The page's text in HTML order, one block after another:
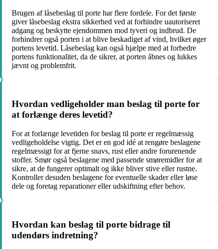
Brugen af låsebeslag til porte har flere fordele. For det første
giver låsebeslag ekstra sikkerhed ved at forhindre uautoriseret
adgang og beskytte ejendommen mod tyveri og indbrud. De
forhindrer også porten i at blive beskadiget af vind, hvilket øger
portens levetid. Låsebeslag kan også hjælpe med at forbedre
portens funktionalitet, da de sikrer, at porten åbnes og lukkes
jævnt og problemfrit.
Hvordan vedligeholder man beslag til porte for
at forlænge deres levetid?
For at forlænge levetiden for beslag til porte er regelmæssig
vedligeholdelse vigtig. Det er en god idé at rengøre beslagene
regelmæssigt for at fjerne snavs, rust eller andre forurenende
stoffer. Smør også beslagene med passende smøremidler for at
sikre, at de fungerer optimalt og ikke bliver stive eller rustne.
Kontroller desuden beslagene for eventuelle skader eller løse
dele og foretag reparationer eller udskiftning efter behov.
Hvordan kan beslag til porte bidrage til
udendørs indretning?